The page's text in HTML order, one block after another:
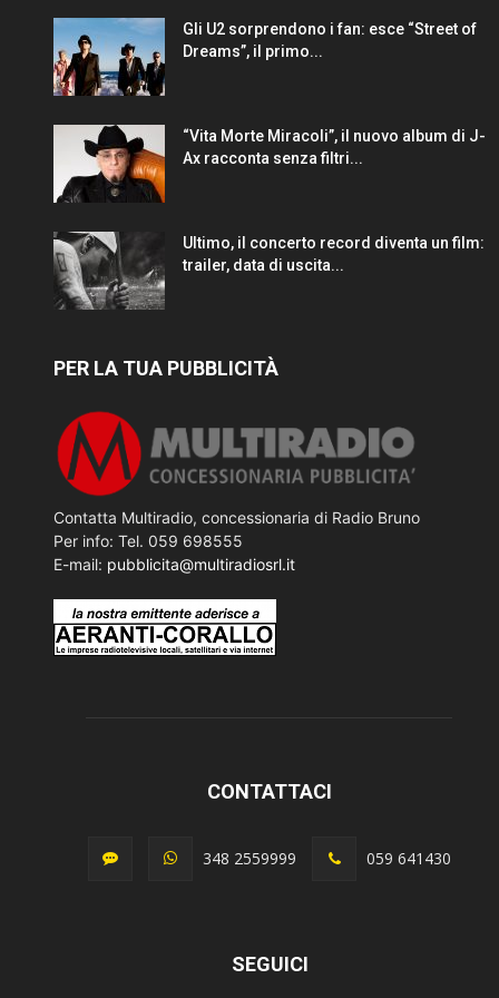
Gli U2 sorprendono i fan: esce “Street of
Dreams”, il primo...
“Vita Morte Miracoli”, il nuovo album di J-
Ax racconta senza filtri...
Ultimo, il concerto record diventa un film:
trailer, data di uscita...
PER LA TUA PUBBLICITÀ
Contatta Multiradio, concessionaria di Radio Bruno
Per info: Tel. 059 698555
E-mail: pubblicita@multiradiosrl.it
CONTATTACI
348 2559999 059 641430
SEGUICI